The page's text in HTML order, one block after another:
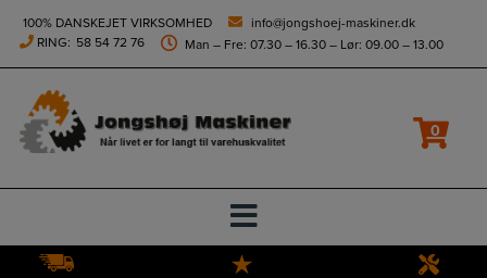
height="0" width="0" style="display:none;visibility:hidden">
100% DANSKEJET VIRKSOMHED
info@jongshoej-maskiner.dk
RING: 58 54 72 76 Man – Fre: 07.30 – 16.30 – Lør: 09.00 – 13.00
0